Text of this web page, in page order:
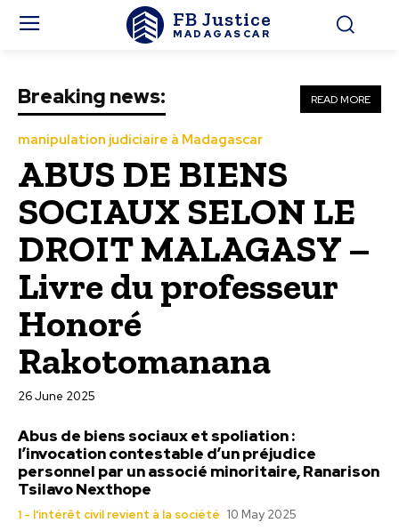
FB Justice
MADAGASCAR
READ MORE
Breaking news:
manipulation judiciaire à Madagascar
ABUS DE BIENS
SOCIAUX SELON LE
DROIT MALAGASY –
Livre du professeur
Honoré
Rakotomanana
26 June 2025
Abus de biens sociaux et spoliation :
l’invocation contestable d’un préjudice
personnel par un associé minoritaire, Ranarison
Tsilavo Nexthope
1 - l'intérêt civil revient à la société 10 May 2025